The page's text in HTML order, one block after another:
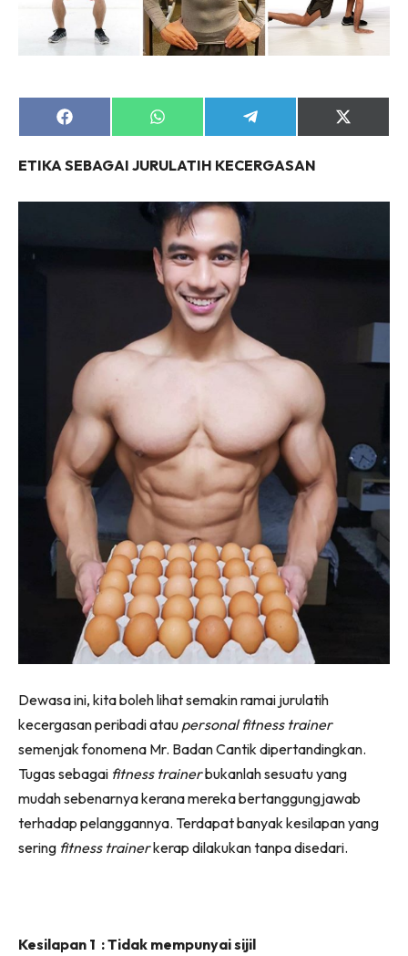
Share
on
Share
on
Share
on
Share
on
ETIKA SEBAGAI JURULATIH KECERGASAN
Dewasa ini, kita boleh lihat semakin ramai jurulatih
kecergasan peribadi atau personal fitness trainer
semenjak fonomena Mr. Badan Cantik dipertandingkan.
Tugas sebagai fitness trainerbukanlah sesuatu yang
mudah sebenarnya kerana mereka bertanggungjawab
terhadap pelanggannya. Terdapat banyak kesilapan yang
sering fitness trainerkerap dilakukan tanpa disedari.
Kesilapan 1 : Tidak mempunyai sijil